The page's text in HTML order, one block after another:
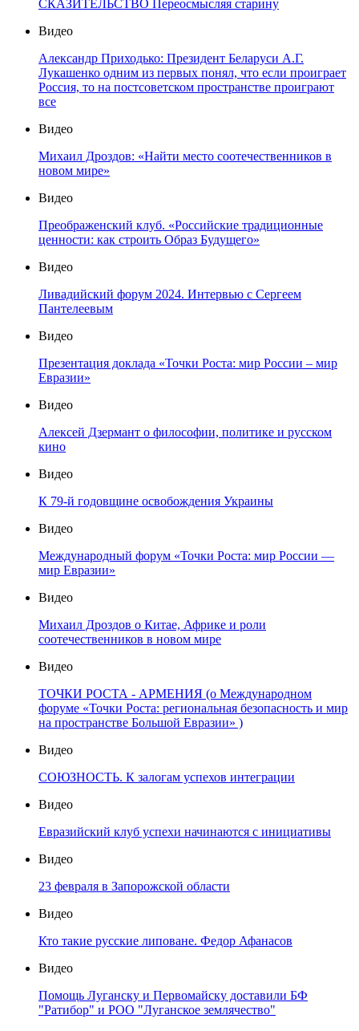
СКАЗИТЕЛЬСТВО Переосмысляя старину
Видео
Александр Приходько: Президент Беларуси А.Г.
Лукашенко одним из первых понял, что если проиграет
Россия, то на постсоветском пространстве проиграют
все
Видео
Михаил Дроздов: «Найти место соотечественников в
новом мире»
Видео
Преображенский клуб. «Российские традиционные
ценности: как строить Образ Будущего»
Видео
Ливадийский форум 2024. Интервью с Сергеем
Пантелеевым
Видео
Презентация доклада «Точки Роста: мир России – мир
Евразии»
Видео
Алексей Дзермант о философии, политике и русском
кино
Видео
К 79-й годовщине освобождения Украины
Видео
Международный форум «Точки Роста: мир России —
мир Евразии»
Видео
Михаил Дроздов о Китае, Африке и роли
соотечественников в новом мире
Видео
ТОЧКИ РОСТА - АРМЕНИЯ (о Международном
форуме «Точки Роста: региональная безопасность и мир
на пространстве Большой Евразии» )
Видео
СОЮЗНОСТЬ. К залогам успехов интеграции
Видео
Евразийский клуб успехи начинаются с инициативы
Видео
23 февраля в Запорожской области
Видео
Кто такие русские липоване. Федор Афанасов
Видео
Помощь Луганску и Первомайску доставили БФ
"Ратибор" и РОО "Луганское землячество"